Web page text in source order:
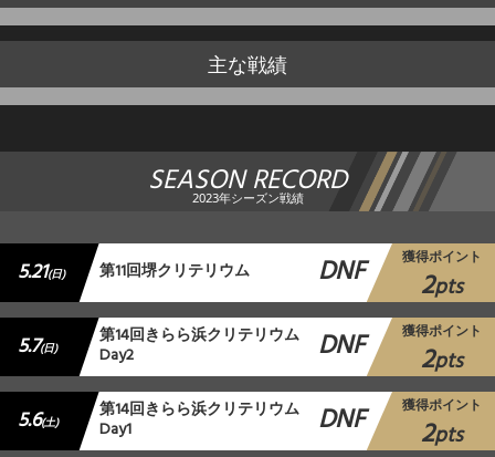
主な戦績
SEASON RECORD
2023年シーズン戦績
5.21(日) 第11回堺クリテリウム DNF 獲得ポイント
2pts
5.7(日) 第14回きらら浜クリテリウム
Day2 DNF 獲得ポイント
2pts
5.6(土) 第14回きらら浜クリテリウム
Day1 DNF 獲得ポイント
2pts